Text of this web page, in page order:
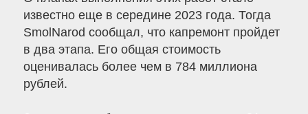
известно еще в середине 2023 года. Тогда
SmolNarod сообщал, что капремонт пройдет
в два этапа. Его общая стоимость
оценивалась более чем в 784 миллиона
рублей.